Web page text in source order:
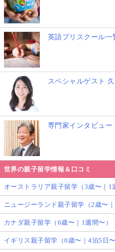
英語プリスクール一
スペシャルゲスト
専門家インタビュ
世界の親子留学情報＆口コミ
オーストラリア親子留学（3歳〜｜1
ニュージーランド親子留学（2歳〜｜
カナダ親子留学（6歳〜｜1週間〜）
イギリス親子留学（0歳〜｜4泊5日〜